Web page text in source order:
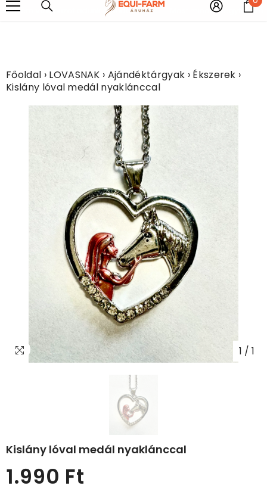
UGRÁS A TARTALOMHOZ
fém vízlehúzót adunk ajándékba!!!! Most minden
Főoldal › LOVASNAK › Ajándéktárgyak › Ékszerek ›
Kislány lóval medál nyaklánccal
1 / 1
Kislány lóval medál nyaklánccal
Normál
ár
1.990 Ft